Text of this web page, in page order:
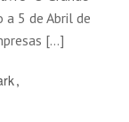
a 5 de Abril de
[…]
,